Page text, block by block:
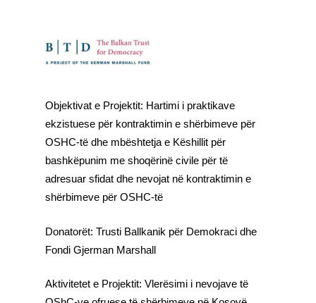
Objektivat e Projektit: Hartimi i praktikave
ekzistuese për kontraktimin e shërbimeve për
OSHC-të dhe mbështetja e Këshillit për
bashkëpunim me shoqërinë civile për të
adresuar sfidat dhe nevojat në kontraktimin e
shërbimeve për OSHC-të
Donatorët: Trusti Ballkanik për Demokraci dhe
Fondi Gjerman Marshall
Aktivitetet e Projektit: Vlerësimi i nevojave të